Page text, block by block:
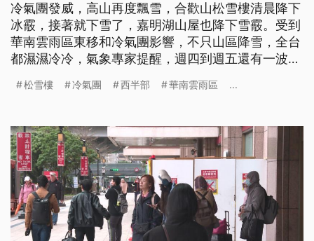
冷氣團發威，高山再度飄雪，合歡山松雪樓清晨降下
冰霰，接著就下雪了，嘉明湖山屋也降下雪霰。受到
華南雲雨區東移和冷氣團影響，不只山區降雪，全台
都濕濕冷冷，氣象專家提醒，週四到週五還有一波冷
松雪樓 冷氣團 西半部 華南雲雨區 ...